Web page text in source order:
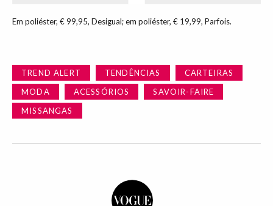
Em poliéster, € 99,95, Desigual; em poliéster, € 19,99, Parfois.
TREND ALERT TENDÊNCIAS
CARTEIRAS
MODA
ACESSÓRIOS
SAVOIR-FAIRE
MISSANGAS